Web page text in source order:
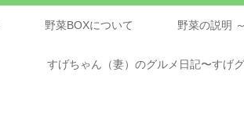
野菜BOXについて 野菜の説明
すげちゃん（妻）のグルメ日記〜すげ